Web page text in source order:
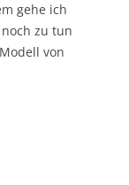
gehe ich
zu tun
von